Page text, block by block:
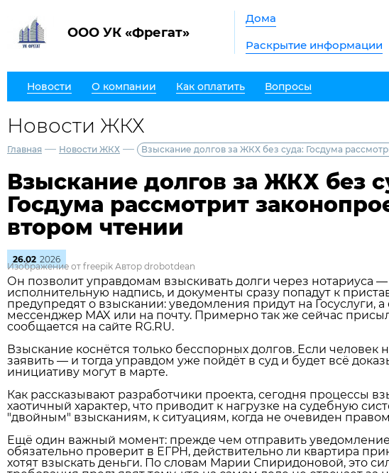
ООО УК «Фрегат»
Дома
Раскрытие информации
Новости О компании Как оплатить Вопросы
Новости ЖКХ
Главная — Новости ЖКХ — Взыскание долгов за ЖКХ без суда: Госдума
Взыскание долгов за ЖКХ без
Госдума рассмотрит
втором чтении
26.02 2026
Изображение от freepik Автор drobotdean
Он позволит управдомам взыскивать долги через нотариуса —
исполнительную надпись, и документы сразу попадут к
предупредят о взыскании: уведомления придут на Госуслуги,
мессенджер MAX или на почту. Примерно так же сейчас
сообщается на сайте RG.RU.
Взыскание коснётся только бесспорных долгов. Если человек
заявить — и тогда управдом уже пойдёт в суд и будет всё
инициативу могут в марте.
Как рассказывают разработчики проекта, сегодня процессы
хаотичный характер, что приводит к нагрузке на судебную
"двойным" взысканиям, к ситуациям, когда не очевиден
Ещё один важный момент: прежде чем отправить
обязательно проверит в ЕГРН, действительно ли квартира
хотят взыскать деньги. По словам Марии Спиридоновой, это